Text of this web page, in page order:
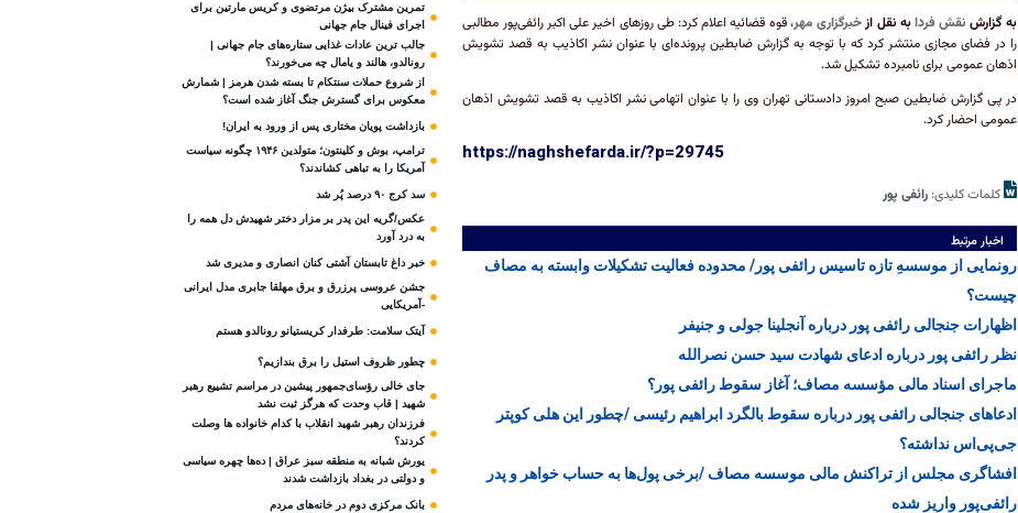
به گزارشنقش فردابه نقل از خبرگزاری مهر، قوه قضائیه اعلام کرد: طی روزهای اخیر علی اکبر رائفی‌پور مطالبی
را در فضای مجازی منتشر کرد که با توجه به گزارش ضابطین پرونده‌ای با عنوان نشر اکاذیب به قصد تشویش
اذهان عمومی برای نامبرده تشکیل شد.
در پی گزارش ضابطین صبح امروز دادستانی تهران وی را با عنوان اتهامی نشر اکاذیب به قصد تشویش اذهان
عمومی احضار کرد.
https://naghshefarda.ir/?p=29745
کلمات کلیدی: رائفی‌ پور
اخبار مرتبط
رونمایی از موسسهِ تازه تاسیس رائفی‌ پور/ محدوده فعالیت تشکیلات وابسته به مصاف
چیست؟
اظهارات جنجالی رائفی پور درباره آنجلینا جولی و جنیفر
نظر رائفی‌ پور درباره ادعای شهادت سید حسن نصرالله
ماجرای اسناد مالی مؤسسه مصاف؛ آغاز سقوط رائفی پور؟
ادعاهای جنجالی رائفی پور درباره سقوط بالگرد ابراهیم رئیسی /چطور این هلی کوپتر
جی‌پی‌اس نداشته؟
افشاگری مجلس از تراکنش مالی موسسه مصاف /برخی پول‌ها به حساب خواهر و پدر
رائفی‌پور واریز شده
تمرین مشترک بیژن مرتضوی و کریس مارتین برای
اجرای فینال جام جهانی
جالب ترین عادات غذایی ستاره‌های جام جهانی |
رونالدو، هالند و یامال چه می‌خورند؟
از شروع حملات سنتکام تا بسته شدن هرمز | شمارش
معکوس برای گسترش جنگ آغاز شده است؟
بازداشت پویان مختاری پس از ورود به ایران!
ترامپ، بوش و کلینتون؛ متولدین ۱۹۴۶ چگونه سیاست
آمریکا را به تباهی کشاندند؟
سد کرج ۹۰ درصد پُر شد
عکس/گریه این پدر بر مزار دختر شهیدش دل همه را
به درد آورد
خبر داغ تابستان آشتی کنان انصاری و مدیری شد
جشن عروسی پرزرق و برق مهلقا جابری مدل ایرانی
-آمریکایی
آیتک سلامت: طرفدار کریستیانو رونالدو هستم
چطور ظروف استیل را برق بندازیم؟
جای خالی رؤسای‌جمهور پیشین در مراسم تشییع رهبر
شهید | قاب وحدت که هرگز ثبت نشد
فرزندان رهبر شهید انقلاب با کدام خانواده ها وصلت
کردند؟
یورش شبانه به منطقه سبز عراق | ده‌ها چهره سیاسی
و دولتی در بغداد بازداشت شدند
بانک مرکزی دوم در خانه‌های مردم